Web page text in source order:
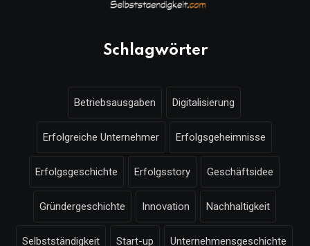
Schlagwörter
Betriebsausgaben Digitalisierung
Erfolgreiche Unternehmer Erfolgsgeheimnisse
Erfolgsgeschichte Erfolgsstory Geschäftsidee
Gründergeschichte Innovation Nachhaltigkeit
Selbstständigkeit Start-up Unternehmensgeschichte